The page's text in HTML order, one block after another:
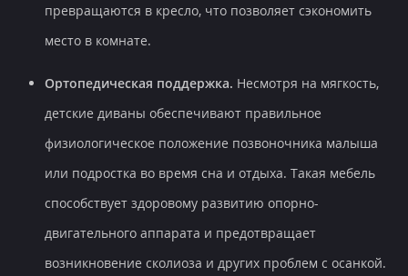
превращаются в кресло, что позволяет сэкономить
место в комнате.
Ортопедическая поддержка. Несмотря на мягкость,
детские диваны обеспечивают правильное
физиологическое положение позвоночника малыша
или подростка во время сна и отдыха. Такая мебель
способствует здоровому развитию опорно-
двигательного аппарата и предотвращает
возникновение сколиоза и других проблем с осанкой.